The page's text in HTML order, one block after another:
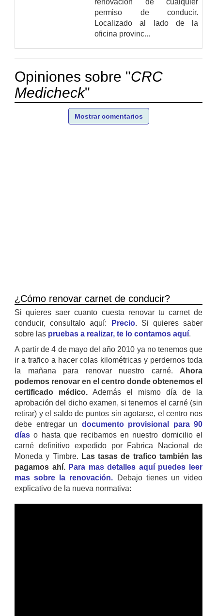
permiso de conducir.
Localizado al lado de la
oficina provinc...
Opiniones sobre "CRC
Medicheck"
Mostrar comentarios
¿Cómo renovar carnet de conducir?
Si quieres saer cuanto cuesta renovar tu carnet de
conducir, consultalo aquí:
Precio. Si quieres saber
sobre las pruebas a realizar, te lo contamos aquí.
A partir de 4 de mayo del año 2010 ya no tenemos que
ir a trafico a hacer colas kilométricas y perdernos toda
la mañana para renovar nuestro carné. Ahora
podemos renovar en el centro donde obtenemos el
certificado médico. Además el mismo día de la
aprobación del dicho examen, si tenemos el carné (sin
retirar) y el saldo de puntos sin agotarse, el centro nos
debe entregar un documento provisional para 90
días o hasta que recibamos en nuestro domicilio el
carné definitivo expedido por Fabrica Nacional de
Moneda y Timbre. Las tasas de trafico también las
pagamos ahí. Para mas detalles aquí puedes leer
mas sobre la renovación. Debajo tienes un video
explicativo de la nueva normativa: